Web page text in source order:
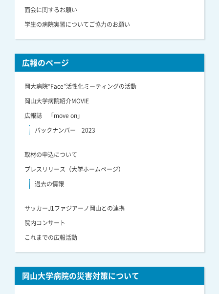
面会に関するお願い
学生の病院実習についてご協力のお願い
広報のページ
岡大病院“Face”活性化ミーティングの活動
岡山大学病院紹介MOVIE
広報誌 「move on」
バックナンバー 2023
取材の申込について
プレスリリース（大学ホームページ）
過去の情報
サッカーJ1ファジアーノ岡山との連携
院内コンサート
これまでの広報活動
岡山大学病院の災害対策について